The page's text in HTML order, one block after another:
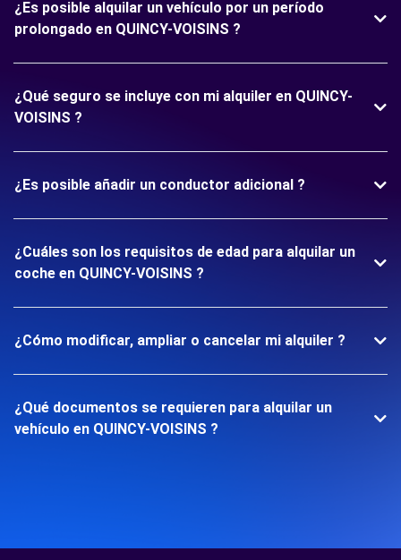
¿Es posible alquilar un vehículo por un período
prolongado en QUINCY-VOISINS ?
¿Qué seguro se incluye con mi alquiler en QUINCY-
VOISINS ?
¿Es posible añadir un conductor adicional ?
¿Cuáles son los requisitos de edad para alquilar un
coche en QUINCY-VOISINS ?
¿Cómo modificar, ampliar o cancelar mi alquiler ?
¿Qué documentos se requieren para alquilar un
vehículo en QUINCY-VOISINS ?